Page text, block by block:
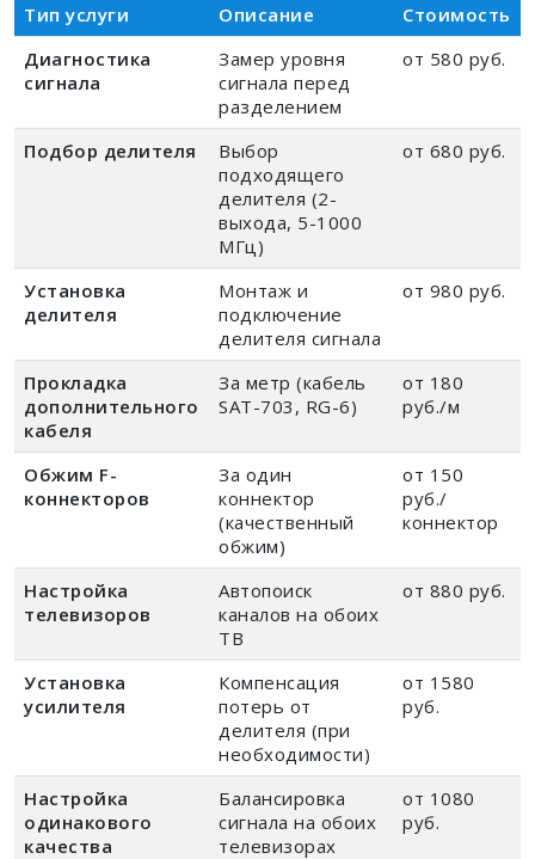
Тип услуги Описание
Стоимость
Диагностика
сигнала
Замер уровня
сигнала перед
разделением
от 580 руб.
Подбор делителя
Выбор
подходящего
делителя (2-
выхода, 5-1000
МГц)
от 680 руб.
Установка
делителя
Монтаж и
подключение
делителя сигнала
от 980 руб.
Прокладка
дополнительного
кабеля
За метр (кабель
SAT-703, RG-6)
от 180
руб./м
Обжим F-
коннекторов
За один
коннектор
(качественный
обжим)
от 150
руб./
коннектор
Настройка
телевизоров
Автопоиск
каналов на обоих
ТВ
от 880 руб.
Установка
усилителя
Компенсация
потерь от
делителя (при
необходимости)
от 1580
руб.
Настройка
одинакового
качества
Балансировка
сигнала на обоих
телевизорах
от 1080
руб.